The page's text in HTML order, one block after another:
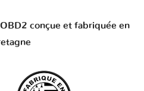
conçue et fabriquée en